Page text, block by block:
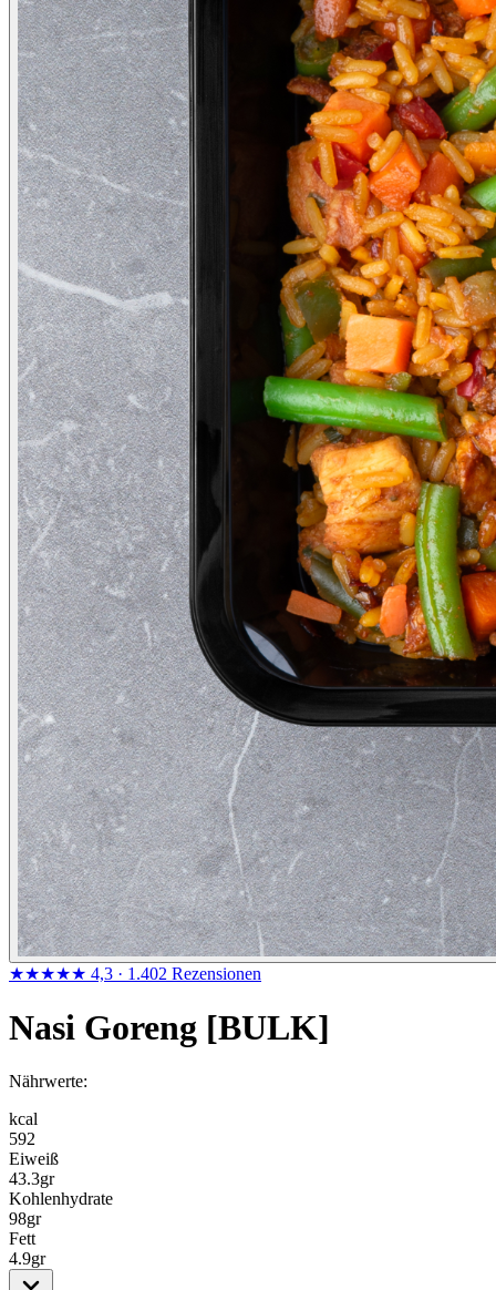
★★★★★ 4,3 · 1.402 Rezensionen
Nasi Goreng [BULK]
Nährwerte:
kcal
592
Eiweiß
43.3gr
Kohlenhydrate
98gr
Fett
4.9gr